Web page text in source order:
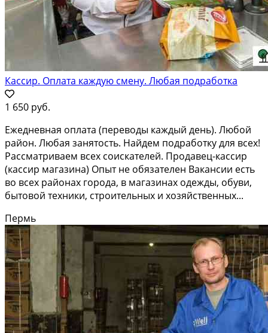
Кассир. Оплата каждую смену. Любая подработка
1 650 руб.
Ежедневная оплата (переводы каждый день). Любой
район. Любая занятость. Найдем подработку для всех!
Рассматриваем всех соискателей. Продавец-кассир
(кассир магазина) Опыт не обязателен Вакансии есть
во всех районах города, в магазинах одежды, обуви,
бытовой техники, строительных и хозяйственных...
Пермь